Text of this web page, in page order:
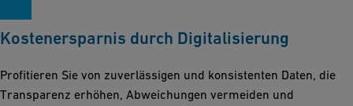
Kostenersparnis durch Digitalisierung
Profitieren Sie von zuverlässigen und konsistenten Daten, die
Transparenz erhöhen, Abweichungen vermeiden und